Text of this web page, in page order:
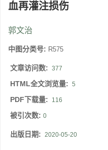
血再灌注损伤
郭文治
中图分类号: R575
文章访问数: 377
HTML全文浏览量: 5
PDF下载量: 116
被引次数: 0
出版日期: 2020-05-20